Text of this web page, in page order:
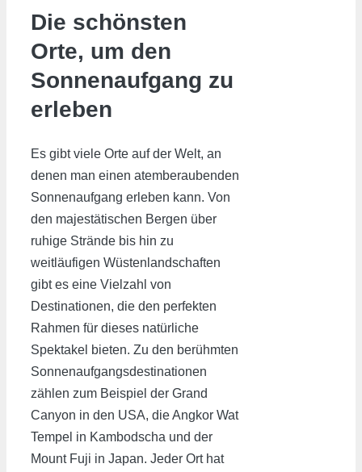
Die schönsten
Orte, um den
Sonnenaufgang zu
erleben
Es gibt viele Orte auf der Welt, an
denen man einen atemberaubenden
Sonnenaufgang erleben kann. Von
den majestätischen Bergen über
ruhige Strände bis hin zu
weitläufigen Wüstenlandschaften
gibt es eine Vielzahl von
Destinationen, die den perfekten
Rahmen für dieses natürliche
Spektakel bieten. Zu den berühmten
Sonnenaufgangsdestinationen
zählen zum Beispiel der Grand
Canyon in den USA, die Angkor Wat
Tempel in Kambodscha und der
Mount Fuji in Japan. Jeder Ort hat